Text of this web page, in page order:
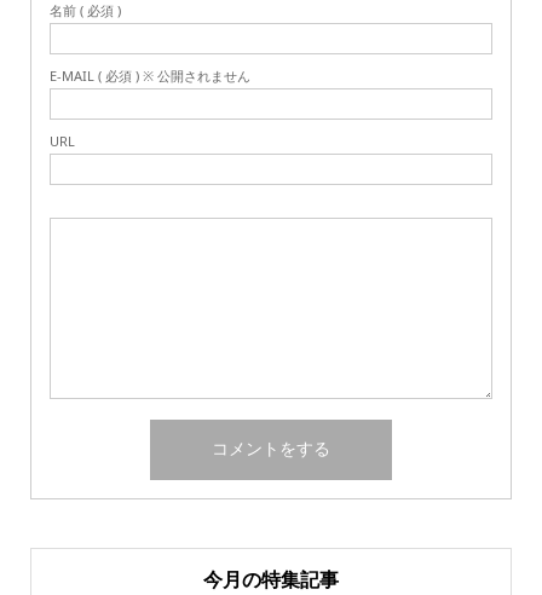
名前 ( 必須 )
E-MAIL ( 必須 ) ※ 公開されません
URL
今月の特集記事